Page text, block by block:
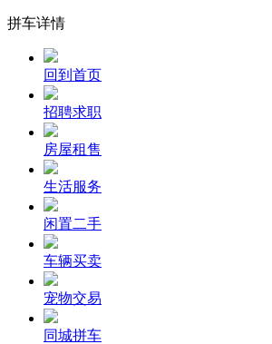
拼车详情
回到首页
招聘求职
房屋租售
生活服务
闲置二手
车辆买卖
宠物交易
同城拼车